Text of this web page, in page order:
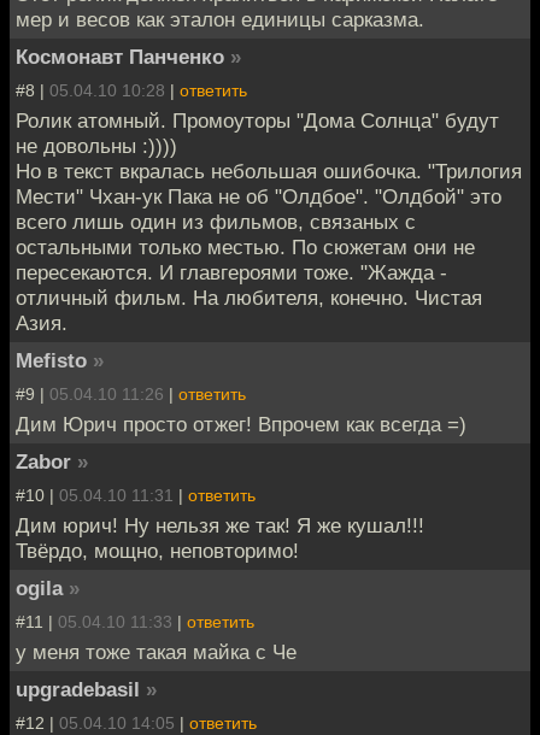
мер и весов как эталон единицы сарказма.
Космонавт Панченко »
#8 | 05.04.10 10:28 | ответить
Ролик атомный. Промоуторы "Дома Солнца" будут
не довольны :))))
Но в текст вкралась небольшая ошибочка. "Трилогия
Мести" Чхан-ук Пака не об "Олдбое". "Олдбой" это
всего лишь один из фильмов, связаных с
остальными только местью. По сюжетам они не
пересекаются. И главгероями тоже. "Жажда -
отличный фильм. На любителя, конечно. Чистая
Азия.
Mefisto »
#9 | 05.04.10 11:26 | ответить
Дим Юрич просто отжег! Впрочем как всегда =)
Zabor »
#10 | 05.04.10 11:31 | ответить
Дим юрич! Ну нельзя же так! Я же кушал!!!
Твёрдо, мощно, неповторимо!
ogila »
#11 | 05.04.10 11:33 | ответить
у меня тоже такая майка с Че
upgradebasil »
#12 | 05.04.10 14:05 | ответить